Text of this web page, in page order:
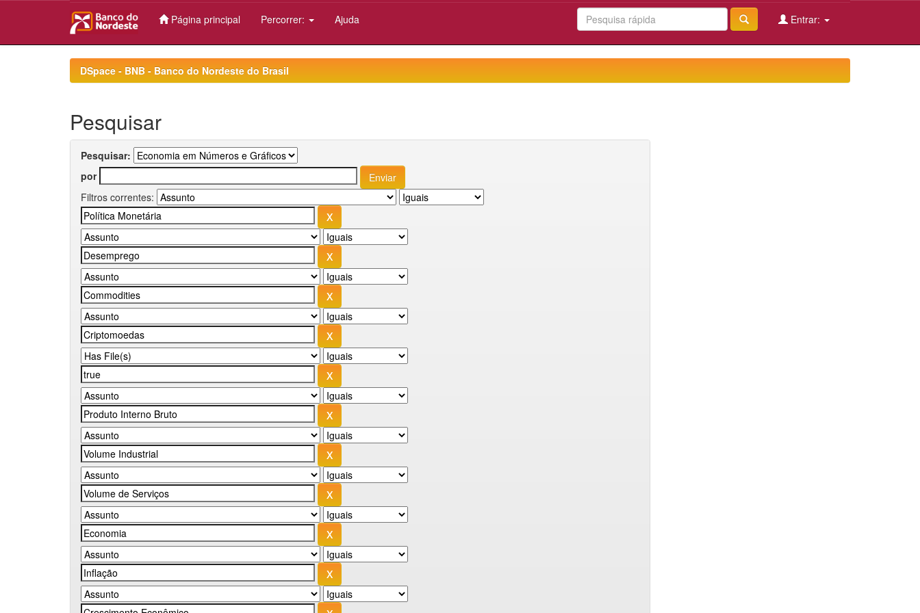
Página principal Percorrer: Ajuda Entrar:
DSpace - BNB - Banco do Nordeste do Brasil
Pesquisar
Pesquisar:
por
Filtros correntes: